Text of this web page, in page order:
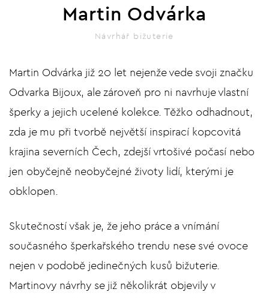
Martin Odvárka
Návrhář bižuterie
Martin Odvárka již 20 let nejenže vede svoji značku
Odvarka Bijoux, ale zároveň pro ni navrhuje vlastní
šperky a jejich ucelené kolekce. Těžko odhadnout,
zda je mu při tvorbě největší inspirací kopcovitá
krajina severních Čech, zdejší vrtošivé počasí nebo
jen obyčejně neobyčejné životy lidí, kterými je
obklopen.
Skutečností však je, že jeho práce a vnímání
současného šperkařského trendu nese své ovoce
nejen v podobě jedinečných kusů bižuterie.
Martinovy návrhy se již několikrát objevily v